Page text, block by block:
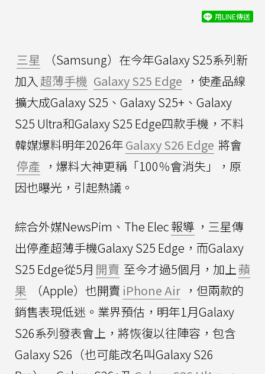
用LINE傳送
三星
（Samsung）在今年Galaxy S25系列新
加入 超薄手機 Galaxy S25 Edge ，使產品線
擴大成Galaxy S25、Galaxy S25+、Galaxy
S25 Ultra和Galaxy S25 Edge四款手機，不料
韓媒爆料明年2026年Galaxy S26 Edge 將會
停產 ，爆料大神更稱「100％會消失」，原
因也曝光，引起熱議。
綜合外媒NewsPim、The Elec報導 ，三星傳
出停產超薄手機Galaxy S25 Edge，而Galaxy
S25 Edge從5月 開賣 至今才過5個月，加上蘋
果
（Apple）也開賣 iPhone Air ，但兩款的
銷售表現低迷。業界預估，明年1月Galaxy
S26系列發表會上，將恢復以往陣容，包含
Galaxy S26（也可能改名叫Galaxy S26